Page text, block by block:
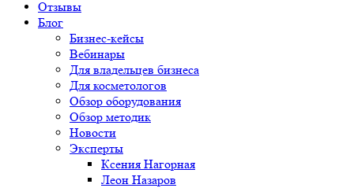
Отзывы
Блог
Бизнес-кейсы
Вебинары
Для владельцев бизнеса
Для косметологов
Обзор оборудования
Обзор методик
Новости
Эксперты
Ксения Нагорная
Леон Назаров